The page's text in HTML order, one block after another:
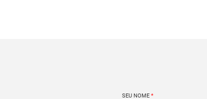
SEU NOME *